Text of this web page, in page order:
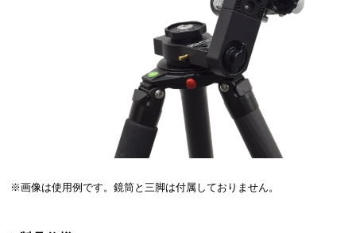
※画像は使用例です。鏡筒と三脚は付属しておりません。